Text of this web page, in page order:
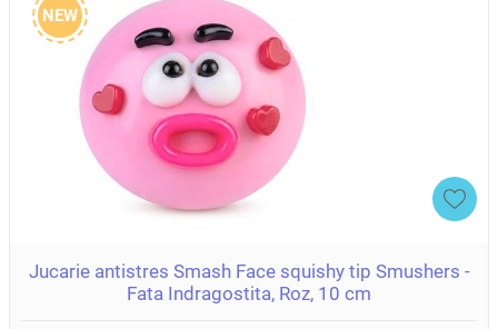
NEW
Jucarie antistres Smash Face squishy tip Smushers -
Fata Indragostita, Roz, 10 cm